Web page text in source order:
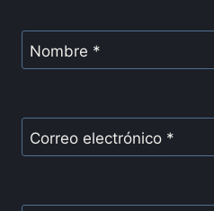
Nombre *
Correo electrónico *